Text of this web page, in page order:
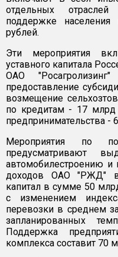
отдельных
поддержке
рублей.
Эти мероприятия
уставного капитала
ОАО
предоставление
возмещение
по кредитам - 17 млрд
предпринимательства -
Мероприятия по
предусматривают
автомобилестроению
доходов ОАО "РЖД"
капитал в сумме 50
с изменением
перевозки в среднем
запланированных
Поддержка
комплекса составит 70